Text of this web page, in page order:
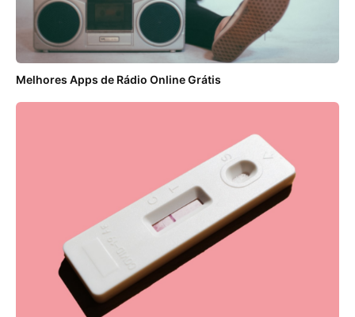
Melhores Apps de Rádio Online Grátis